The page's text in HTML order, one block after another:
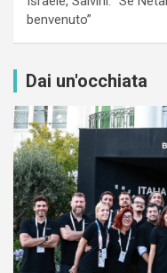
benvenuto”
Dai un'occhiata